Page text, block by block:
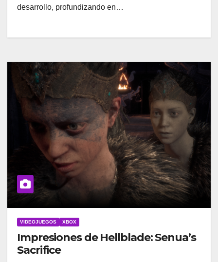
desarrollo, profundizando en…
VIDEOJUEGOS XBOX
Impresiones de Hellblade: Senua’s
Sacrifice